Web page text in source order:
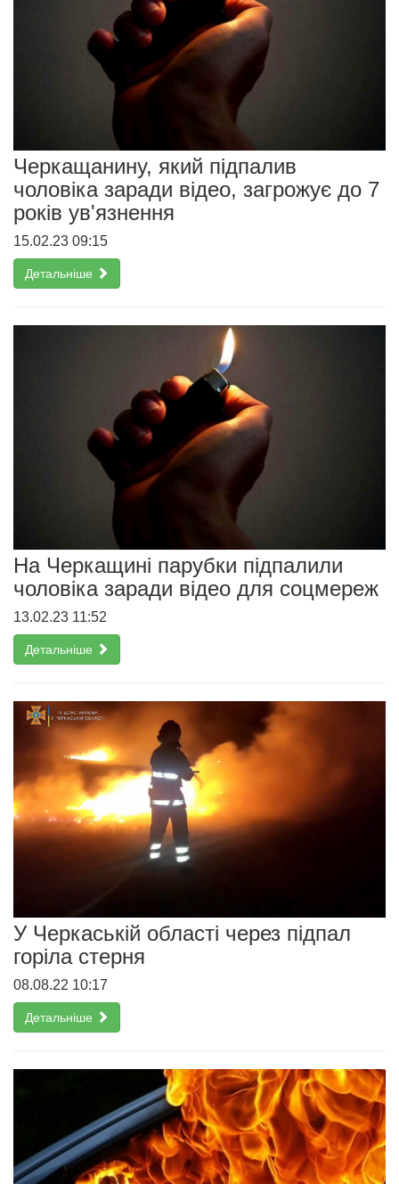
Черкащанину, який підпалив
чоловіка заради відео, загрожує до 7
років ув'язнення
15.02.23 09:15
Детальніше
На Черкащині парубки підпалили
чоловіка заради відео для соцмереж
13.02.23 11:52
Детальніше
У Черкаській області через підпал
горіла стерня
08.08.22 10:17
Детальніше